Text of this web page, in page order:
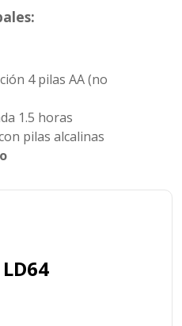
4 pilas AA (no
1.5 horas
pilas alcalinas